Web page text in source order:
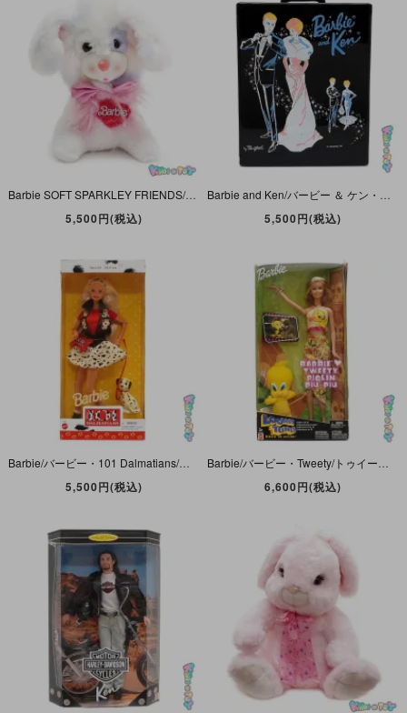
Barbie SOFT SPARKLEY FRIENDS/バービーソフトスパークリーフレンズ・Precious Pup/プレシャスパプ・Plush/ぬいぐるみ・イヌ・高さ約25cm・1986年
5,500円(税込) 5,500円(税込)
Barbie/バービー・101 Dalmatians/ダルメシアンズ/101匹わんちゃん・1997年・MATTEL
5,500円(税込) 6,600円(税込)